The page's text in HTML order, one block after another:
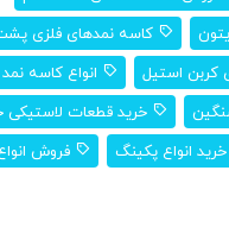
کاسه نمدهای فلزی
کربن استیل
انواع کاسه نمد
خرید قطعات
خرید انواع پکینگ
فروش